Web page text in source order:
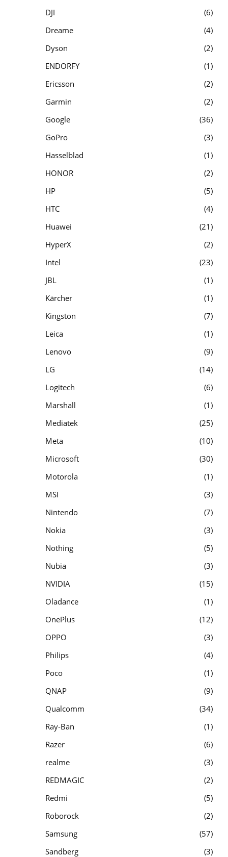
DJI
6
Dreame
4
Dyson
2
ENDORFY
1
Ericsson
2
Garmin
2
Google
36
GoPro
3
Hasselblad
1
HONOR
2
HP
5
HTC
4
Huawei
21
HyperX
2
Intel
23
JBL
1
Kärcher
1
Kingston
7
Leica
1
Lenovo
9
LG
14
Logitech
6
Marshall
1
Mediatek
25
Meta
10
Microsoft
30
Motorola
1
MSI
3
Nintendo
7
Nokia
3
Nothing
5
Nubia
3
NVIDIA
15
Oladance
1
OnePlus
12
OPPO
3
Philips
4
Poco
1
QNAP
9
Qualcomm
34
Ray-Ban
1
Razer
6
realme
3
REDMAGIC
2
Redmi
5
Roborock
2
Samsung
57
Sandberg
3